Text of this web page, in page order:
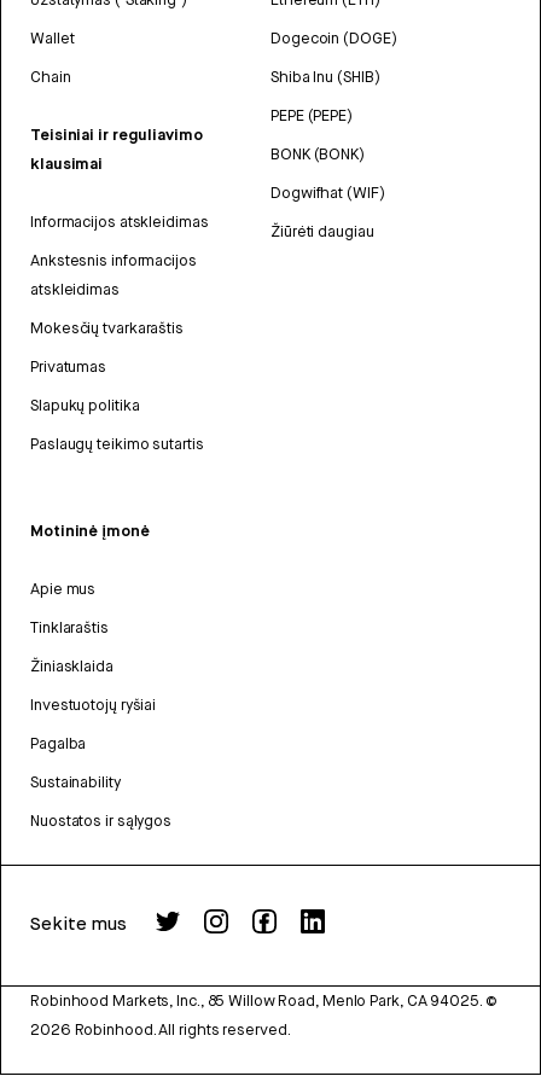
Wallet
Chain
Teisiniai ir reguliavimo
klausimai
Informacijos atskleidimas
Ankstesnis informacijos
atskleidimas
Mokesčių tvarkaraštis
Privatumas
Slapukų politika
Paslaugų teikimo sutartis
Dogecoin (DOGE)
Shiba Inu (SHIB)
PEPE (PEPE)
BONK (BONK)
Dogwifhat (WIF)
Žiūrėti daugiau
Motininė įmonė
Apie mus
Tinklaraštis
Žiniasklaida
Investuotojų ryšiai
Pagalba
Sustainability
Nuostatos ir sąlygos
Sekite mus
Robinhood Markets, Inc., 85 Willow Road, Menlo Park, CA 94025. ©
2026 Robinhood. All rights reserved.